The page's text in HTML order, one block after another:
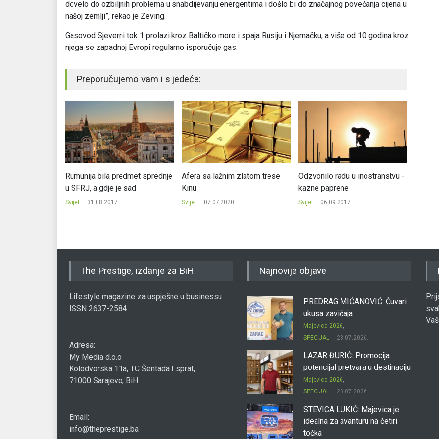
dovelo do ozbiljnih problema u snabdijevanju energentima i došlo bi do značajnog povećanja cijena u
našoj zemlji”, rekao je Zeving.
Gasovod Sjeverni tok 1 prolazi kroz Baltičko more i spaja Rusiju i Njemačku, a više od 10 godina kroz
njega se zapadnoj Evropi regularno isporučuje gas.
Preporučujemo vam i sljedeće:
Rumunija bila predmet sprednje
u SFRJ, a gdje je sad
Svijet 31.08.2017.
Afera sa lažnim zlatom trese
Kinu
Svijet 07.07.2020.
Odzvonilo radu u inostranstvu -
kazne paprene
Svijet 06.09.2017.
The Prestige, izdanje za BiH
Lifestyle magazine za uspješne u businessu
ISSN 2637-2584
Adresa:
My Media d.o.o.
Kolodvorska 11a, TC Šentada I sprat,
71000 Sarajevo, BiH
Email:
info@theprestige.ba
Najnovije objave
PREDRAG MIĆANOVIĆ: Čuvari
ukusa zavičaja
Majevica 2026
SPECIJAL
23.07.2026.
LAZAR ĐURIĆ: Promocija
potencijal pretvara u destinaciju
Majevica 2026
SPECIJAL
23.07.2026.
STEVICA LUKIĆ: Majevica je
idealna za avanturu na četiri
točka